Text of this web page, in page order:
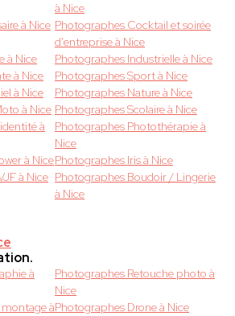
à Nice
à Nice Photographes Cocktail et soirée
d'entreprise à Nice
à Nice
Photographes Industrielle à Nice
à Nice
Photographes Sport à Nice
à Nice
Photographes Nature à Nice
à Nice Photographes Scolaire à Nice
à
Photographes Photothérapie à
Nice
à NicePhotographes Iris à Nice
à Nice Photographes Boudoir / Lingerie
à Nice
à
Photographes Retouche photo à
Nice
àPhotographes Drone à Nice